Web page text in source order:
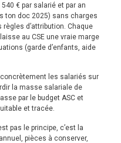
€ par salarié et par an
ton doc 2025) sans charges
d’attribution. Chaque
au CSE une vraie marge
(garde d’enfants, aide
concrètement les salariés sur
la masse salariale de
par le budget ASC et
et tracée.
pas le principe, c’est la
pièces à conserver,